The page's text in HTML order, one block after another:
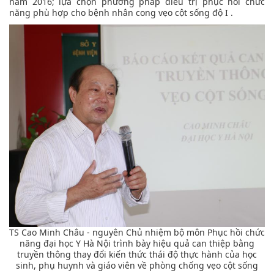
năng phù hợp cho bệnh nhân cong vẹo cột sống độ I .
TS Cao Minh Châu - nguyên Chủ nhiệm bộ môn Phục hồi chức
năng đại học Y Hà Nội trình bày hiệu quả can thiệp bằng
truyền thông thay đổi kiến thức thái độ thực hành của học
sinh, phụ huynh và giáo viên về phòng chống vẹo cột sống